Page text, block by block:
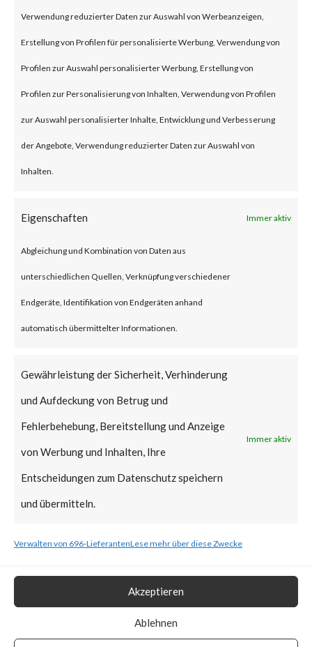
Verwendung reduzierter Daten zur Auswahl von Werbeanzeigen,
Erstellung von Profilen für personalisierte Werbung, Verwendung von
Profilen zur Auswahl personalisierter Werbung, Erstellung von
Profilen zur Personalisierung von Inhalten, Verwendung von Profilen
zur Auswahl personalisierter Inhalte, Entwicklung und Verbesserung
der Angebote, Verwendung reduzierter Daten zur Auswahl von
Inhalten.
Eigenschaften Immer aktiv
Abgleichung und Kombination von Daten aus
unterschiedlichen Quellen, Verknüpfung verschiedener
Endgeräte, Identifikation von Endgeräten anhand
automatisch übermittelter Informationen.
Gewährleistung der Sicherheit, Verhinderung
und Aufdeckung von Betrug und
Fehlerbehebung, Bereitstellung und Anzeige
von Werbung und Inhalten, Ihre
Entscheidungen zum Datenschutz speichern
und übermitteln.
Immer aktiv
Verwalten von 696-LieferantenLese mehr über diese Zwecke
Akzeptieren
Ablehnen
account to gain control of the
Why is this
Significant?
This vulnerability has been
given the maximum security
CVSS rating of 10.0. According
devices have already been
compromised. Also, CISA has
released an advisory for this